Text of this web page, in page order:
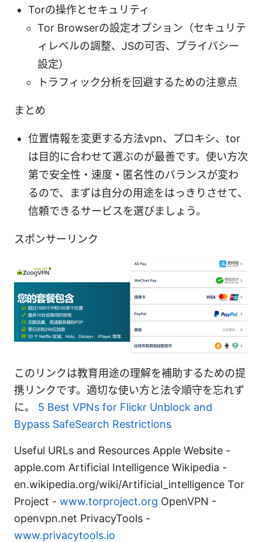
Torの操作とセキュリティ
Tor Browserの設定オプション（セキュリテ
ィレベルの調整、JSの可否、プライバシー
設定）
トラフィック分析を回避するための注意点
まとめ
位置情報を変更する方法vpn、プロキシ、tor
は目的に合わせて選ぶのが最善です。使い方次
第で安全性・速度・匿名性のバランスが変わ
るので、まずは自分の用途をはっきりさせて、
信頼できるサービスを選びましょう。
スポンサーリンク
このリンクは教育用途の理解を補助するための提
携リンクです。適切な使い方と法令順守を忘れず
に。 5 Best VPNs for Flickr Unblock and
Bypass SafeSearch Restrictions
Useful URLs and Resources Apple Website -
apple.com Artificial Intelligence Wikipedia -
en.wikipedia.org/wiki/Artificial_intelligence Tor
Project - www.torproject.org OpenVPN -
openvpn.net PrivacyTools -
www.privacytools.io